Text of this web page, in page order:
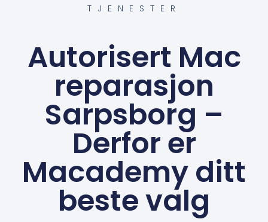
TJENESTER
Autorisert Mac
reparasjon
Sarpsborg –
Derfor er
Macademy ditt
beste valg